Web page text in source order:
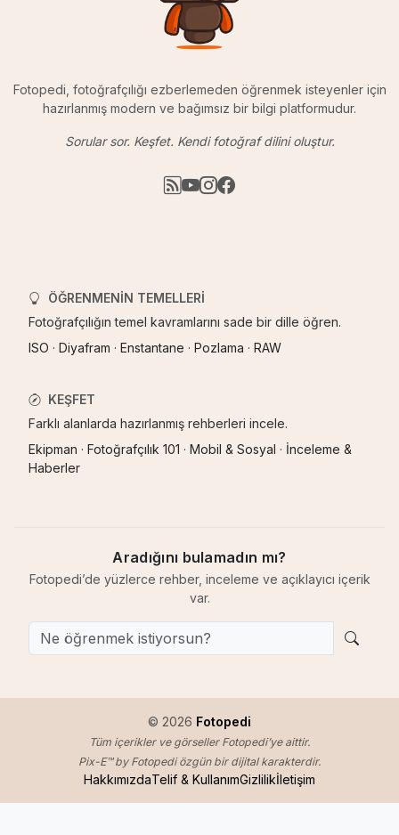
Fotopedi, fotoğrafçılığı ezberlemeden öğrenmek isteyenler için
hazırlanmış modern ve bağımsız bir bilgi platformudur.
Sorular sor. Keşfet. Kendi fotoğraf dilini oluştur.
ÖĞRENMENIN TEMELLERI
Fotoğrafçılığın temel kavramlarını sade bir dille öğren.
ISO · Diyafram · Enstantane · Pozlama · RAW
KEŞFET
Farklı alanlarda hazırlanmış rehberleri incele.
Ekipman · Fotoğrafçılık 101 · Mobil & Sosyal · İnceleme &
Haberler
Aradığını bulamadın mı?
Fotopedi’de yüzlerce rehber, inceleme ve açıklayıcı içerik
var.
© 2026 Fotopedi
Tüm içerikler ve görseller Fotopedi’ye aittir.
Pix-E™ by Fotopedi özgün bir dijital karakterdir.
HakkımızdaTelif & KullanımGizlilikİletişim